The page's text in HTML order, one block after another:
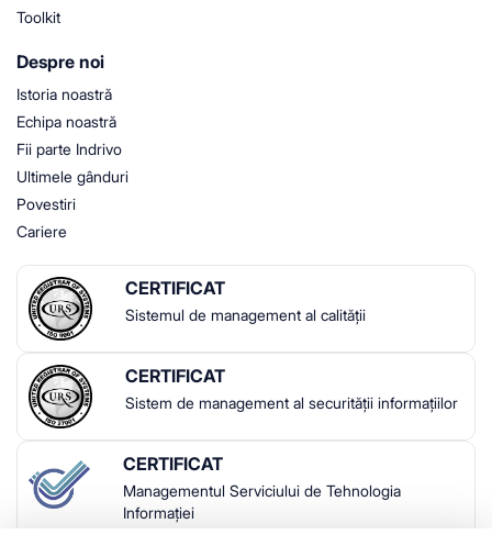
Toolkit
Despre noi
Istoria noastră
Echipa noastră
Fii parte Indrivo
Ultimele gânduri
Povestiri
Cariere
CERTIFICAT
Sistemul de management al calității
CERTIFICAT
Sistem de management al securității informațiilor
CERTIFICAT
Managementul Serviciului de Tehnologia
Informației